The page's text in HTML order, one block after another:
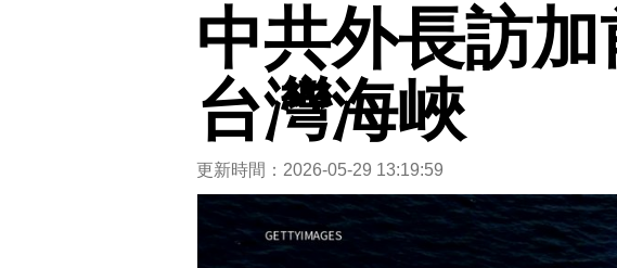
中共外長訪
台灣海峽
更新時間：2026-05-29 13:19:59